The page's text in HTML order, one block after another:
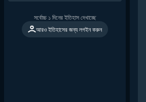
সর্বোচ্চ ১ দিনের ইতিহাস দেখাচ্ছে
আরও ইতিহাসের জন্য লগইন করুন